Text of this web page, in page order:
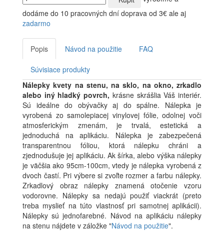
dodáme do 10 pracovných dní doprava od 3€ ale aj
zadarmo
Popis Návod na použitie FAQ
Súvisiace produkty
Nálepky kvety na stenu, na sklo, na okno, zrkadlo
alebo iný hladký povrch, krásne skrášlia Váš interiér.
Sú ideálne do obývačky aj do spálne. Nálepka je
vyrobená zo samolepiacej vinylovej fólie, odolnej voči
atmosferickým zmenám, je trvalá, estetická a
jednoduchá na aplikáciu. Nálepka je zabezpečená
transparentnou fóliou, ktorá nálepku chráni a
zjednodušuje jej aplikáciu. Ak šírka, alebo výška nálepky
je väčšia ako 95cm-100cm, vtedy je nálepka vyrobená z
dvoch častí. Pri výbere si zvoľte rozmer a farbu nálepky.
Zrkadlový obraz nálepky znamená otočenie vzoru
vodorovne. Nálepky sa nedajú použiť viackrát (preto
treba myslieť na túto vlastnosť pri samotnej aplikácii).
Nálepky sú jednofarebné. Návod na aplikáciu nálepky
na stenu nájdete v záložke "Návod na použitie".